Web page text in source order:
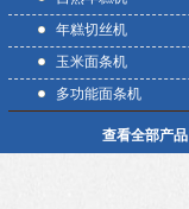
年糕切丝机
玉米面条机
多功能面条机
查看全部产品